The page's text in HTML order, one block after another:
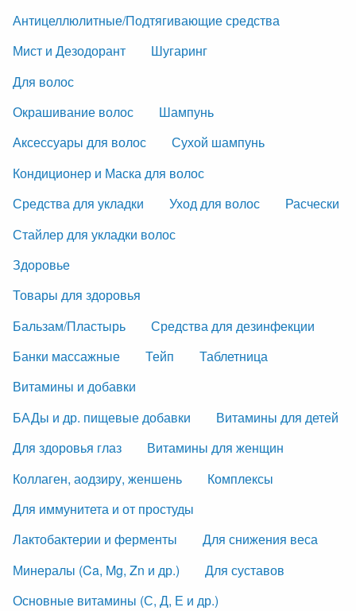
Антицеллюлитные/Подтягивающие средства
Мист и Дезодорант
Шугаринг
Для волос
Окрашивание волос
Шампунь
Аксессуары для волос
Сухой шампунь
Кондиционер и Маска для волос
Средства для укладки
Уход для волос
Расчески
Стайлер для укладки волос
Здоровье
Товары для здоровья
Бальзам/Пластырь
Средства для дезинфекции
Банки массажные
Тейп
Таблетница
Витамины и добавки
БАДы и др. пищевые добавки
Витамины для детей
Для здоровья глаз
Витамины для женщин
Коллаген, аодзиру, женшень
Комплексы
Для иммунитета и от простуды
Лактобактерии и ферменты
Для снижения веса
Минералы (Ca, Mg, Zn и др.)
Для суставов
Основные витамины (С, Д, Е и др.)